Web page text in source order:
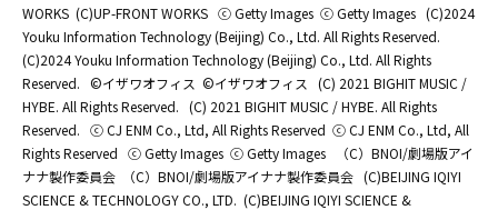
WORKS (C)UP-FRONT WORKS ⓒ Getty Images ⓒ Getty Images (C)2024
Youku Information Technology (Beijing) Co., Ltd. All Rights Reserved.
(C)2024 Youku Information Technology (Beijing) Co., Ltd. All Rights
Reserved. ©イザワオフィス ©イザワオフィス
(C) 2021 BIGHIT MUSIC /
HYBE. All Rights Reserved. (C) 2021 BIGHIT MUSIC / HYBE. All Rights
Reserved. ⓒ CJ ENM Co., Ltd, All Rights Reserved ⓒ CJ ENM Co., Ltd, All
Rights Reserved ⓒ Getty Images ⓒ Getty Images
（C）BNOI/劇場版アイ
ナナ製作委員会
（C）BNOI/劇場版アイナナ製作委員会 (C)BEIJING IQIYI
SCIENCE & TECHNOLOGY CO., LTD. (C)BEIJING IQIYI SCIENCE &